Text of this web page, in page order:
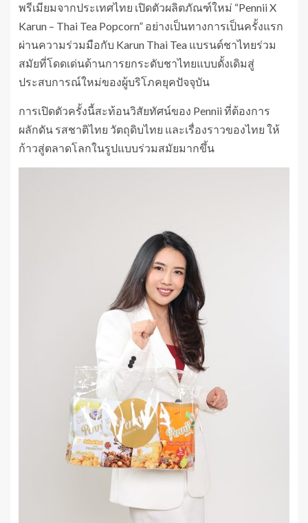
พรีเมียมจากประเทศไทย เปิดตัวผลิตภัณฑ์ใหม่ “Pennii X
Karun – Thai Tea Popcorn” อย่างเป็นทางการเป็นครั้งแรก
ผ่านความร่วมมือกับ Karun Thai Tea แบรนด์ชาไทยร่วม
สมัยที่โดดเด่นด้านการยกระดับชาไทยแบบดั้งเดิมสู่
ประสบการณ์ใหม่ของผู้บริโภคยุคปัจจุบัน
การเปิดตัวครั้งนี้สะท้อนวิสัยทัศน์ของ Pennii ที่ต้องการ
ผลักดัน รสชาติไทย วัตถุดิบไทย และเรื่องราวของไทย ให้
ก้าวสู่ตลาดโลกในรูปแบบร่วมสมัยมากขึ้น